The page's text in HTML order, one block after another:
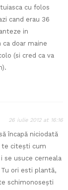
cu folos
cand erau 36
in
ca doar maine
(si cred ca va
26 iulie 2012 at 16:16
încapă niciodată
te citești cum
se usuce cerneala
Tu ori esti plantă,
schimonosești